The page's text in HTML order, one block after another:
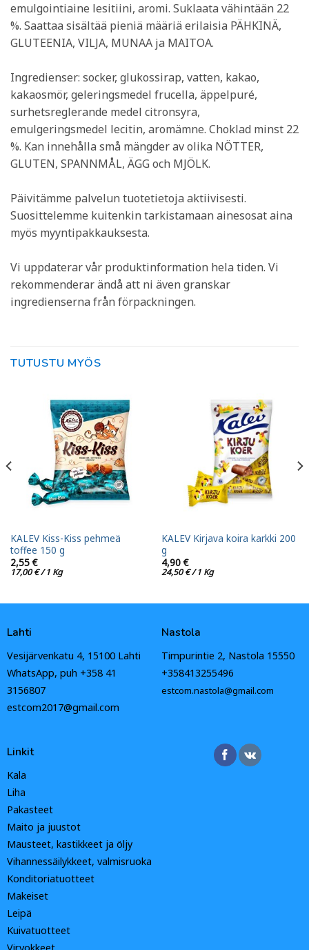
emulgointiaine lesitiini, aromi. Suklaata vähintään 22
%. Saattaa sisältää pieniä määriä erilaisia PÄHKINÄ,
GLUTEENIA, VILJA, MUNAA ja MAITOA.
Ingredienser: socker, glukossirap, vatten, kakao,
kakaosmör, geleringsmedel frucella, äppelpuré,
surhetsreglerande medel citronsyra,
emulgeringsmedel lecitin, aromämne. Choklad minst 22
%. Kan innehålla små mängder av olika NÖTTER,
GLUTEN, SPANNMÅL, ÄGG och MJÖLK.
Päivitämme palvelun tuotetietoja aktiivisesti.
Suosittelemme kuitenkin tarkistamaan ainesosat aina
myös myyntipakkauksesta.
Vi uppdaterar vår produktinformation hela tiden. Vi
rekommenderar ändå att ni även granskar
ingredienserna från förpackningen.
TUTUSTU MYÖS
KALEV Kiss-Kiss pehmeä
toffee 150 g
2,55€
17,00€/ 1 Kg
KALEV Kirjava koira karkki 200
g
4,90€
24,50€/ 1 Kg
Lahti
Vesijärvenkatu 4, 15100 Lahti
WhatsApp, puh +358 41
3156807
estcom2017@gmail.com
Nastola
Timpurintie 2, Nastola 15550
+358413255496
estcom.nastola@gmail.com
Linkit
Kala
Liha
Pakasteet
Maito ja juustot
Mausteet, kastikkeet ja öljy
Vihannessäilykkeet, valmisruoka
Konditoriatuotteet
Makeiset
Leipä
Kuivatuotteet